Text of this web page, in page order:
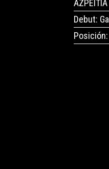
AZPEITIA
Debut: